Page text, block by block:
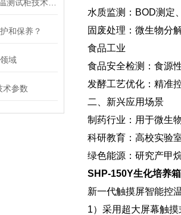
和保养？
域
术参数
水质监测‌：BOD测定
固废处理‌：微生物分
‌食品工业‌
食品安全检测‌：食源
发酵工艺优化‌：精准
二、新兴应用场景
制药行业‌：用于微生
科研教育‌：高校实验
绿色能源‌：研究产甲
SHP-150Y生化培养
新一代触摸屏智能控
1）采用超大屏幕触摸